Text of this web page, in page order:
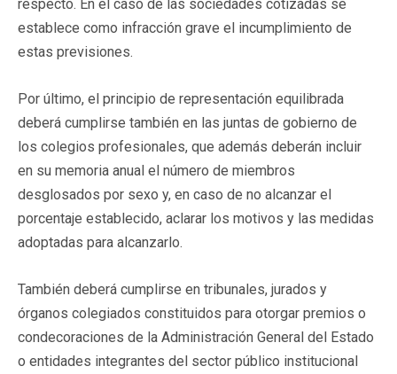
respecto. En el caso de las sociedades cotizadas se
establece como infracción grave el incumplimiento de
estas previsiones.
Por último, el principio de representación equilibrada
deberá cumplirse también en las juntas de gobierno de
los colegios profesionales, que además deberán incluir
en su memoria anual el número de miembros
desglosados por sexo y, en caso de no alcanzar el
porcentaje establecido, aclarar los motivos y las medidas
adoptadas para alcanzarlo.
También deberá cumplirse en tribunales, jurados y
órganos colegiados constituidos para otorgar premios o
condecoraciones de la Administración General del Estado
o entidades integrantes del sector público institucional